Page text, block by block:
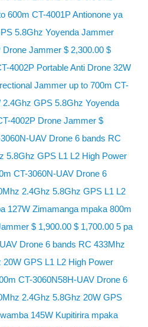
600m CT-4001P Antionone ya
5.8Ghz Yoyenda Jammer
Jammer $ 2,300.00 $
4002P Portable Anti Drone 32W
Jammer up to 700m CT-
2.4Ghz GPS 5.8Ghz Yoyenda
4002P Drone Jammer $
UAV Drone 6 bands RC
5.8Ghz GPS L1 L2 High Power
CT-3060N-UAV Drone 6
2.4Ghz 5.8Ghz GPS L1 L2
127W Zimamanga mpaka 800m
$ 1,900.00 $ 1,700.00 5 pa
Drone 6 bands RC 433Mhz
GPS L1 L2 High Power
CT-3060N58H-UAV Drone 6
2.4Ghz 5.8Ghz 20W GPS
145W Kupitirira mpaka